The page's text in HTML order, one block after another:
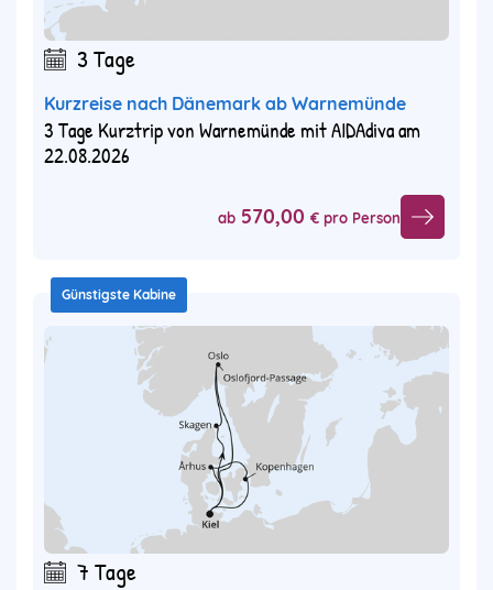
3 Tage
Kurzreise nach Dänemark ab Warnemünde
3 Tage Kurztrip von Warnemünde mit AIDAdiva am
22.08.2026
ab 570,00 € pro Person
Günstigste Kabine
7 Tage